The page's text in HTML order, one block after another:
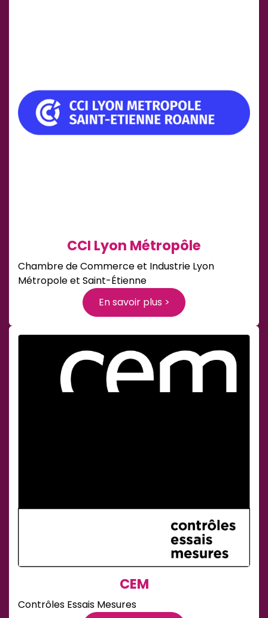
CCI Lyon Métropôle
Chambre de Commerce et Industrie Lyon
Métropole et Saint-Étienne
En savoir plus >
CEM
Contrôles Essais Mesures